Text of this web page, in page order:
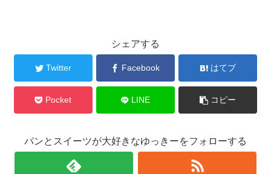
シェアする
Twitter Facebook はてブ
Pocket LINE コピー
パンとスイーツが大好きなゆっきーをフォローする